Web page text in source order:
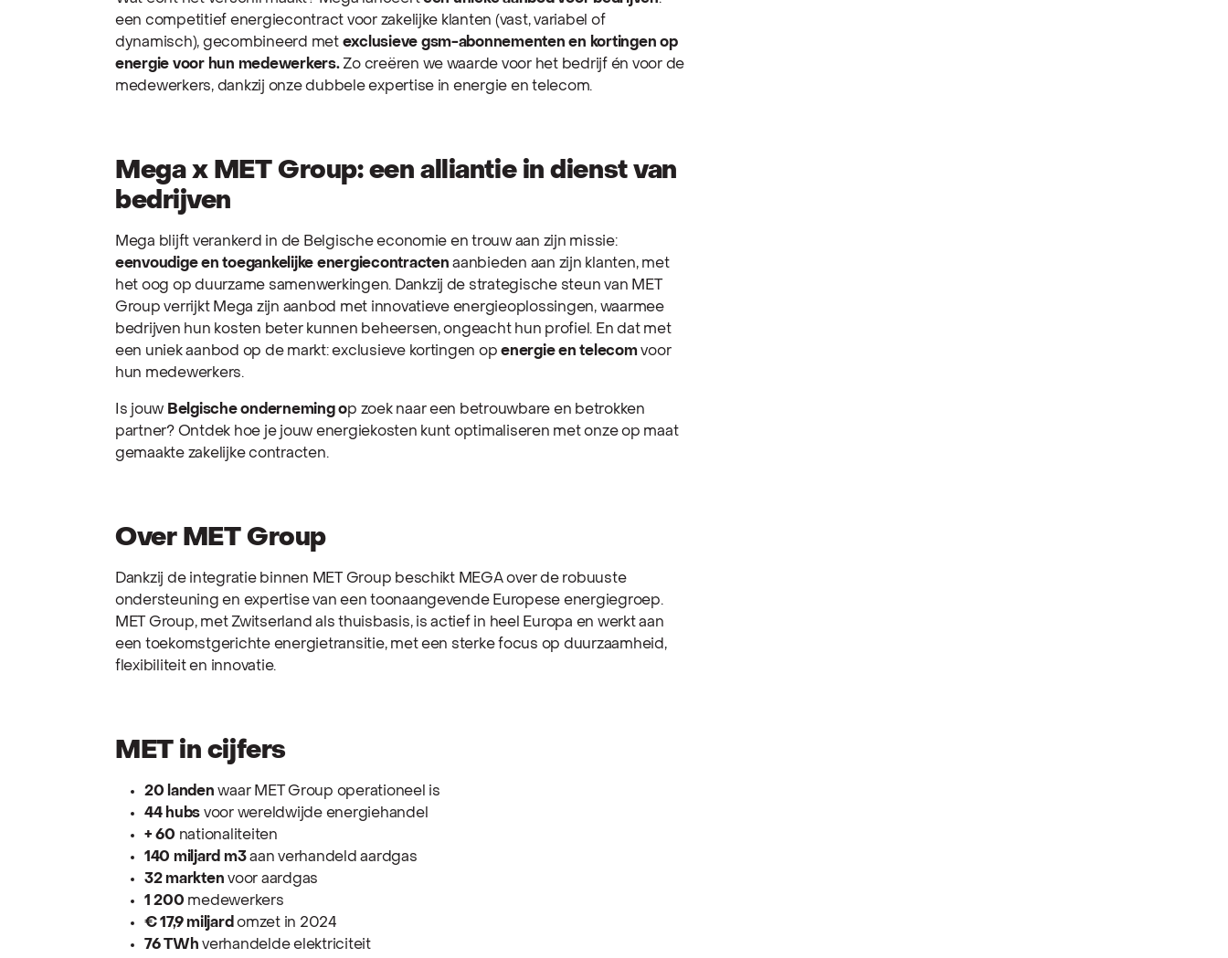
een competitief energiecontract voor zakelijke klanten (vast, variabel of
dynamisch), gecombineerd met exclusieve gsm-abonnementen en kortingen op
energie voor hun medewerkers.Zo creëren we waarde voor het bedrijf én voor de
medewerkers, dankzij onze dubbele expertise in energie en telecom.
Mega x MET Group: een alliantie in dienst van
bedrijven
Mega blijft verankerd in de Belgische economie en trouw aan zijn missie:
eenvoudige en toegankelijke energiecontractenaanbieden aan zijn klanten, met
het oog op duurzame samenwerkingen. Dankzij de strategische steun van MET
Group verrijkt Mega zijn aanbod met innovatieve energieoplossingen, waarmee
bedrijven hun kosten beter kunnen beheersen, ongeacht hun profiel. En dat met
een uniek aanbod op de markt: exclusieve kortingen openergie en telecomvoor
hun medewerkers.
Is jouw Belgische onderneming op zoek naar een betrouwbare en betrokken
partner? Ontdek hoe je jouw energiekosten kunt optimaliseren met onze op maat
gemaakte zakelijke contracten.
Over MET Group
Dankzij de integratie binnen MET Group beschikt MEGA over de robuuste
ondersteuning en expertise van een toonaangevende Europese energiegroep.
MET Group, met Zwitserland als thuisbasis, is actief in heel Europa en werkt aan
een toekomstgerichte energietransitie, met een sterke focus op duurzaamheid,
flexibiliteit en innovatie.
MET in cijfers
20 landenwaar MET Group operationeel is
44 hubs voor wereldwijde energiehandel
+ 60 nationaliteiten
140 miljard m3aan verhandeld aardgas
32 marktenvoor aardgas
1 200 medewerkers
€ 17,9 miljard omzet in 2024
76 TWh verhandelde elektriciteit